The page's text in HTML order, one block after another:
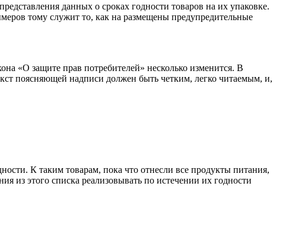
данных о сроках годности товаров на их упаковке.
тому служит то, как на размещены предупредительные
«О защите прав потребителей» несколько изменится. В
поясняющей надписи должен быть четким, легко читаемым, и,
К таким товарам, пока что отнесли все продукты питания,
из этого списка реализовывать по истечении их годности